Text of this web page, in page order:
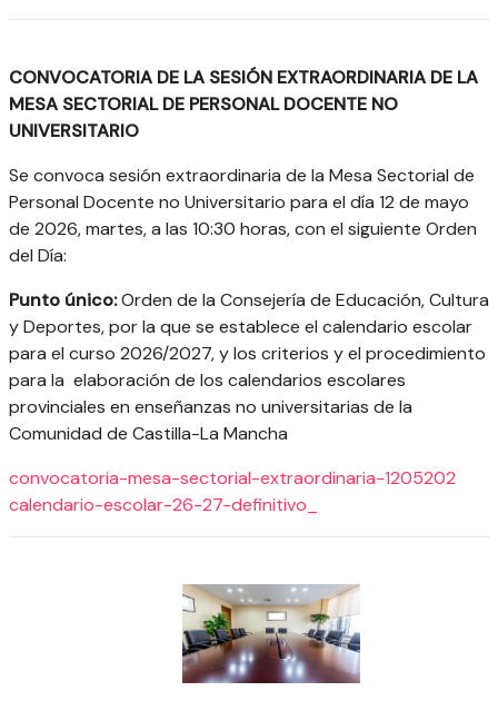
CONVOCATORIA DE LA SESIÓN EXTRAORDINARIA DE LA
MESA SECTORIAL DE PERSONAL DOCENTE NO
UNIVERSITARIO
Se convoca sesión extraordinaria de la Mesa Sectorial de
Personal Docente no Universitario para el día 12 de mayo
de 2026, martes, a las 10:30 horas, con el siguiente Orden
del Día:
Punto único:Orden de la Consejería de Educación, Cultura
y Deportes, por la que se establece el calendario escolar
para el curso 2026/2027, y los criterios y el procedimiento
para la elaboración de los calendarios escolares
provinciales en enseñanzas no universitarias de la
Comunidad de Castilla-La Mancha
convocatoria-mesa-sectorial-extraordinaria-1205202
calendario-escolar-26-27-definitivo_